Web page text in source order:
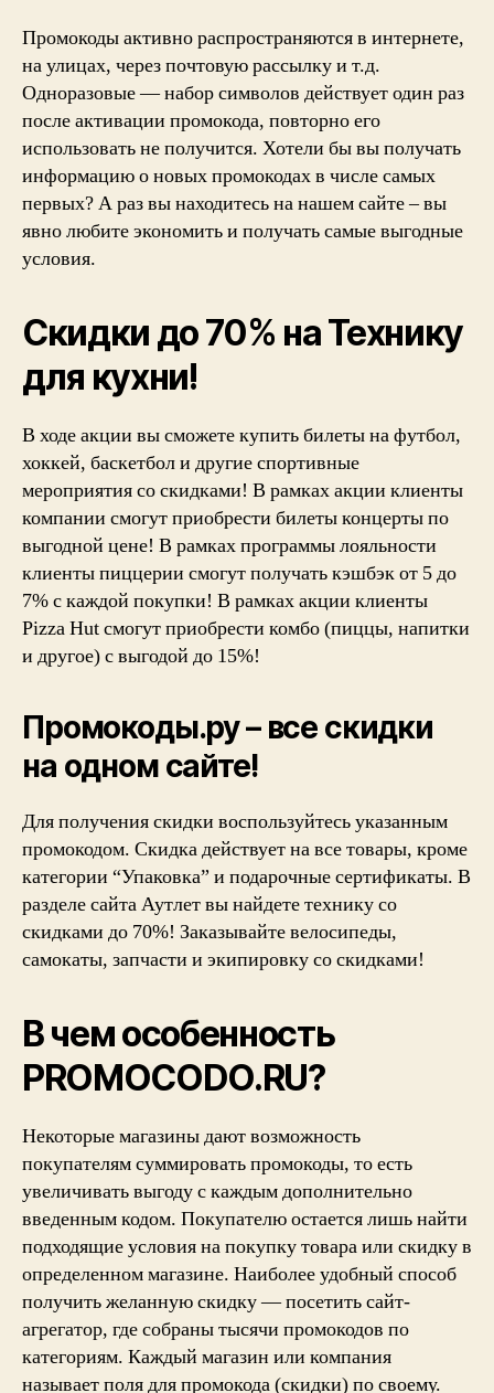
Промокоды активно распространяются в интернете,
на улицах, через почтовую рассылку и т.д.
Одноразовые — набор символов действует один раз
после активации промокода, повторно его
использовать не получится. Хотели бы вы получать
информацию о новых промокодах в числе самых
первых? А раз вы находитесь на нашем сайте – вы
явно любите экономить и получать самые выгодные
условия.
Скидки до 70% на Технику
для кухни!
В ходе акции вы сможете купить билеты на футбол,
хоккей, баскетбол и другие спортивные
мероприятия со скидками! В рамках акции клиенты
компании смогут приобрести билеты концерты по
выгодной цене! В рамках программы лояльности
клиенты пиццерии смогут получать кэшбэк от 5 до
7% с каждой покупки! В рамках акции клиенты
Pizza Hut смогут приобрести комбо (пиццы, напитки
и другое) с выгодой до 15%!
Промокоды.ру – все скидки
на одном сайте!
Для получения скидки воспользуйтесь указанным
промокодом. Скидка действует на все товары, кроме
категории “Упаковка” и подарочные сертификаты. В
разделе сайта Аутлет вы найдете технику со
скидками до 70%! Заказывайте велосипеды,
самокаты, запчасти и экипировку со скидками!
В чем особенность
PROMOCODO.RU?
Некоторые магазины дают возможность
покупателям суммировать промокоды, то есть
увеличивать выгоду с каждым дополнительно
введенным кодом. Покупателю остается лишь найти
подходящие условия на покупку товара или скидку в
определенном магазине. Наиболее удобный способ
получить желанную скидку — посетить сайт-
агрегатор, где собраны тысячи промокодов по
категориям. Каждый магазин или компания
называет поля для промокода (скидки) по своему.